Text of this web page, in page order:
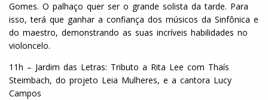
Gomes. O palhaço quer ser o grande solista da tarde. Para
isso, terá que ganhar a confiança dos músicos da Sinfônica e
do maestro, demonstrando as suas incríveis habilidades no
violoncelo.
11h – Jardim das Letras: Tributo a Rita Lee com Thaís
Steimbach, do projeto Leia Mulheres, e a cantora Lucy
Campos